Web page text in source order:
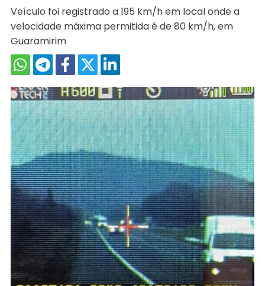
Veículo foi registrado a 195 km/h em local onde a
velocidade máxima permitida é de 80 km/h, em
Guaramirim